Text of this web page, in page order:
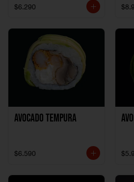
$6.290
Avocado Tempura
$6.590